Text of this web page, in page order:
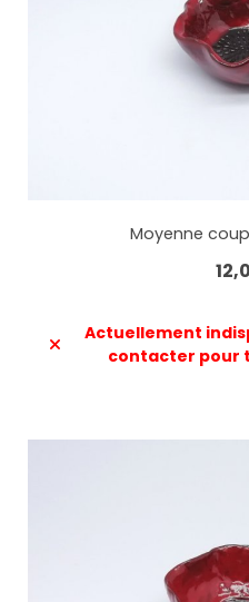
Moyenne
Actuellement
contacter pour